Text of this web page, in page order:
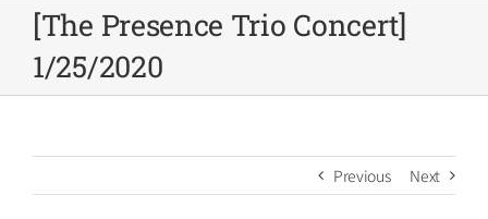
[The Presence Trio Concert]
1/25/2020
Previous Next